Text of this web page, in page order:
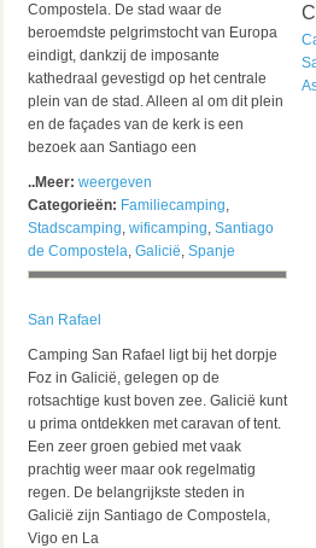
Compostela. De stad waar de
beroemdste pelgrimstocht van Europa
eindigt, dankzij de imposante
kathedraal gevestigd op het centrale
plein van de stad. Alleen al om dit plein
en de façades van de kerk is een
bezoek aan Santiago een
..Meer: weergeven
Categorieën: Familiecamping,
Stadscamping, wificamping, Santiago
de Compostela, Galicië, Spanje
San Rafael
Camping San Rafael ligt bij het dorpje
Foz in Galicië, gelegen op de
rotsachtige kust boven zee. Galicië kunt
u prima ontdekken met caravan of tent.
Een zeer groen gebied met vaak
prachtig weer maar ook regelmatig
regen. De belangrijkste steden in
Galicië zijn Santiago de Compostela,
Vigo en La